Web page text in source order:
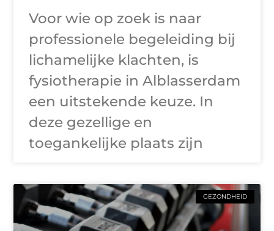
Voor wie op zoek is naar
professionele begeleiding bij
lichamelijke klachten, is
fysiotherapie in Alblasserdam
een uitstekende keuze. In
deze gezellige en
toegankelijke plaats zijn
GEZONDHEID